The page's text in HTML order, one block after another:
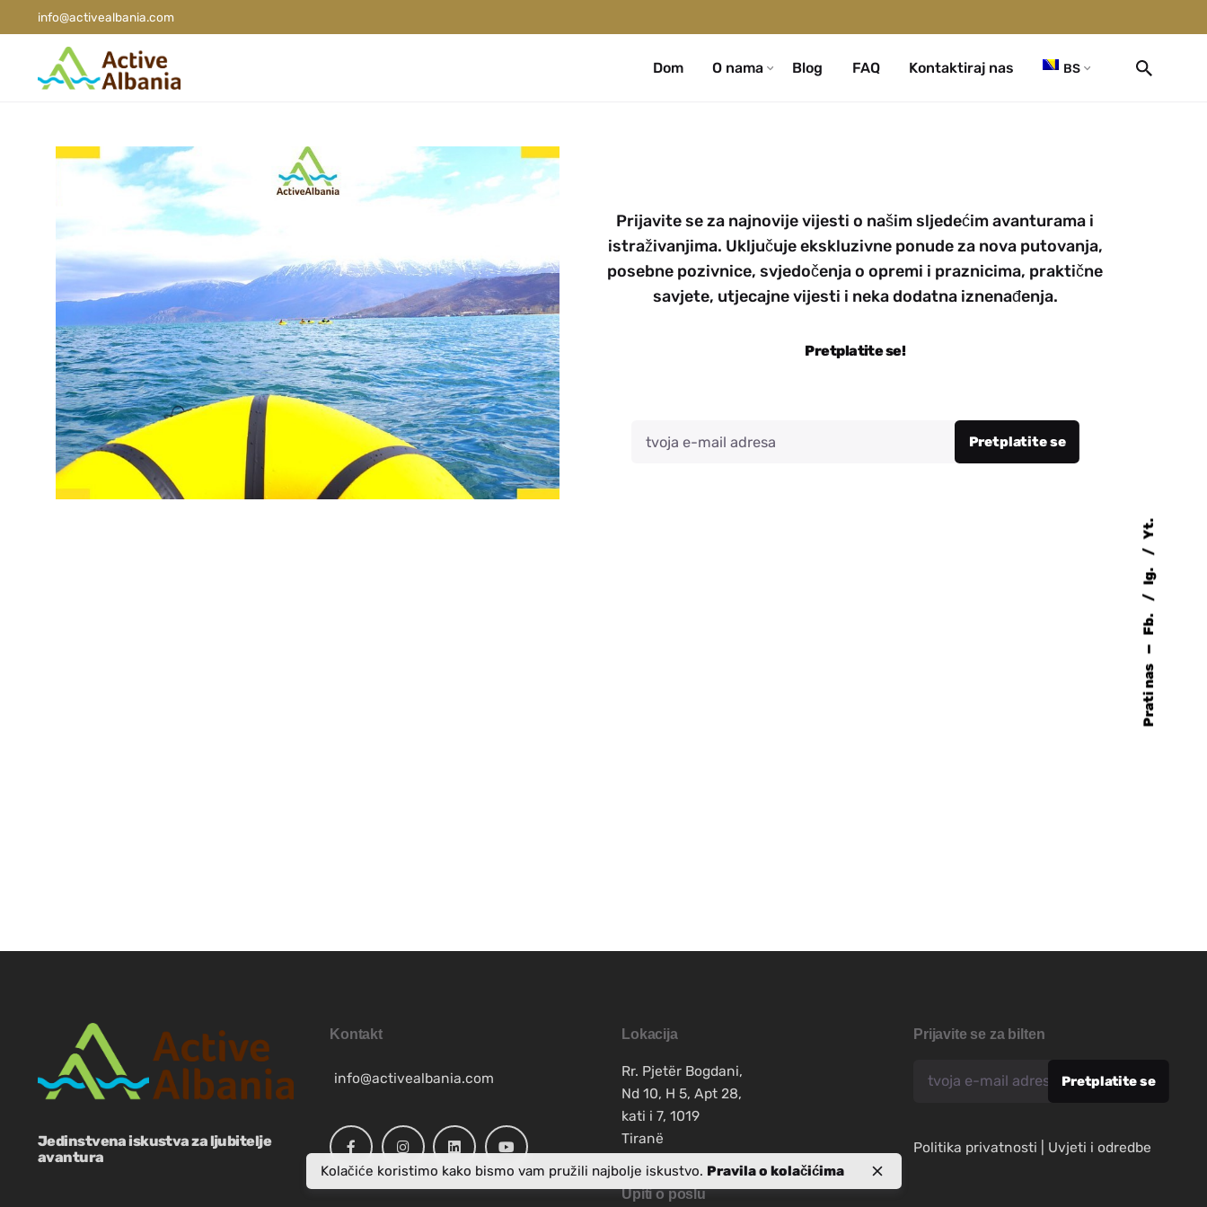
Prati nas
—
Fb.
Ig.
Yt.
info@activealbania.com
Dom O nama Blog FAQ Kontaktiraj nas BS
HE
UK
ES
SV
FR
Prijavite se za najnovije vijesti o našim sljedećim avanturama i
istraživanjima. Uključuje ekskluzivne ponude za nova putovanja,
posebne pozivnice, svjedočenja o opremi i praznicima, praktične
savjete, utjecajne vijesti i neka dodatna iznenađenja.
Pretplatite se!
Pretplatite se
Jedinstvena iskustva za ljubitelje
avantura
Kontakt
info@activealbania.com
Lokacija
Rr. Pjetër Bogdani,
Nd 10, H 5, Apt 28,
kati i 7, 1019
Tiranë
Upiti o poslu
Prijavite se za bilten
Politika privatnosti Uvjeti i odredbe
Kolačiće koristimo kako bismo vam pružili najbolje iskustvo. Pravila o kolačićima